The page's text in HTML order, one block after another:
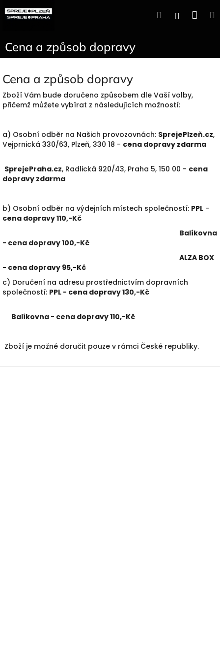
na
Hledat
Cena a způsob dopravy
Cena a způsob dopravy
Zboží Vám bude doručeno způsobem dle Vaší volby,
přičemž můžete vybírat z následujících možností:
a) Osobní odběr na Našich provozovnách: SprejePlzeň.cz,
Vejprnická 330/63, Plzeň, 330 18 - cena dopravy zdarma
SprejePraha.cz, Radlická 920/43, Praha 5, 150 00 - cena
dopravy zdarma
b) Osobní odběr na výdejních místech společností: PPL -
cena dopravy 110,-Kč
Balíkovna
- cena dopravy 100,-Kč
ALZA BOX
- cena dopravy 95,-Kč
c) Doručení na adresu prostřednictvím dopravních
společností: PPL - cena dopravy 130,-Kč
Balíkovna - cena dopravy 110,-Kč
Zboží je možné doručit pouze v rámci České republiky.